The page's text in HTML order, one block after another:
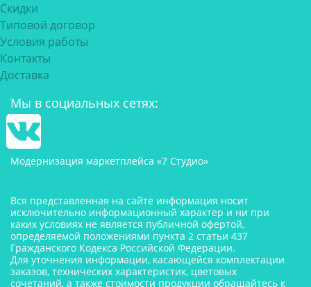
Скидки
Типовой договор
Условия работы
Контакты
Доставка
Мы в социальных сетях:
Модернизация маркетплейса «7 Студио»
Вся представленная на сайте информация носит
исключительно информационный характер и ни при
каких условиях не является публичной офертой,
определяемой положениями пункта 2 статьи 437
Гражданского Кодекса Российской Федерации.
Для уточнения информации, касающейся комплектации
заказов, технических характеристик, цветовых
сочетаний, а также стоимости продукции обращайтесь к